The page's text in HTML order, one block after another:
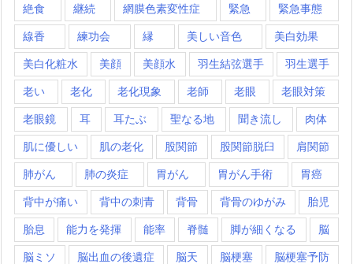
絶食 継続 網膜色素変性症 緊急 緊急事態
線香 練功会 縁 美しい音色 美白効果
美白化粧水 美顔 美顔水 羽生結弦選手 羽生選手
老い 老化 老化現象 老師 老眼 老眼対策
老眼鏡 耳 耳たぶ 聖なる地 聞き流し 肉体
肌に優しい 肌の老化 股関節 股関節脱臼 肩関節
肺がん 肺の炎症 胃がん 胃がん手術 胃癌
背中が痛い 背中の刺青 背骨 背骨のゆがみ 胎児
胎息 能力を発揮 能率 脊髄 脚が細くなる 脳
脳ミソ 脳出血の後遺症 脳天 脳梗塞 脳梗塞予防